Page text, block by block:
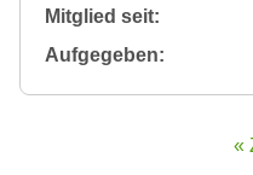
Mitglied seit:
Aufgegeben:
«